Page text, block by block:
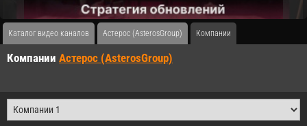
Каталог видео каналов Астерос (AsterosGroup) Компании
Компании Астерос (AsterosGroup)